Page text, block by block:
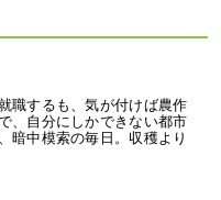
職するも、気が付けば農作
、自分にしかできない都市
暗中模索の毎日。収穫より